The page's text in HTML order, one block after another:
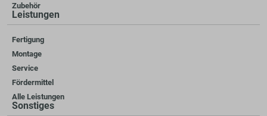
Zubehör
Leistungen
Fertigung
Montage
Service
Fördermittel
Alle Leistungen
Sonstiges